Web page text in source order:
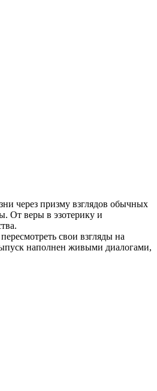
через призму взглядов обычных
От веры в эзотерику и
свои взгляды на
наполнен живыми диалогами,